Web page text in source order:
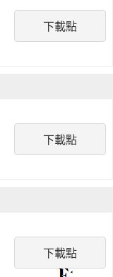
下載點
下載點
下載點